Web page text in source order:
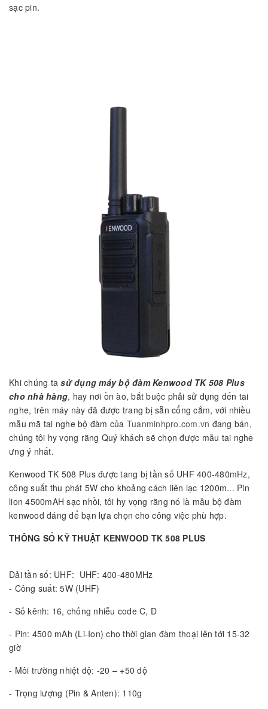
sạc pin.
Khi chúng tasử dụng máy bộ đàm Kenwood TK 508 Plus
cho nhà hàng, hay nơi ồn ào, bắt buộc phải sử dụng đến tai
nghe, trên máy này đã được trang bị sẵn cổng cắm, với nhiều
mẫu mã tai nghe bộ đàm của Tuanminhpro.com.vn đang bán,
chúng tôi hy vọng rằng Quý khách sẽ chọn được mẫu tai nghe
ưng ý nhất.
Kenwood TK 508 Plus được tang bị tần số UHF 400-480mHz,
công suất thu phát 5W cho khoảng cách liên lạc 1200m... Pin
lion 4500mAH sạc nhồi, tôi hy vọng rằng nó là mẫu bộ đàm
kenwood đáng để bạn lựa chọn cho công việc phù hợp.
THÔNG SỐ KỸ THUẬT KENWOOD TK 508 PLUS
Dải tần số: UHF: UHF: 400-480MHz
- Công suất: 5W (UHF)
- Số kênh: 16, chống nhiễu code C, D
- Pin: 4500 mAh (Li-Ion) cho thời gian đàm thoại lên tới 15-32
giờ
- Môi trường nhiệt độ: -20 – +50 độ
- Trọng lượng (Pin & Anten): 110g